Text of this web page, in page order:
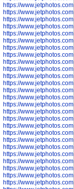
https://
https://
https://
https://
https://
https://
https://
https://
https://
https://
https://
https://
https://
https://
https://
https://
https://
https://
https://
https://
https://
https://
https://
https://
https://
https://